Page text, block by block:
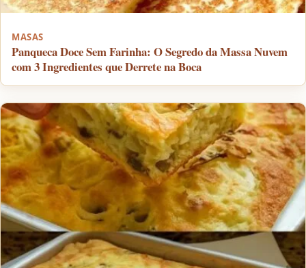
MASAS
Panqueca Doce Sem Farinha: O Segredo da Massa Nuvem
com 3 Ingredientes que Derrete na Boca